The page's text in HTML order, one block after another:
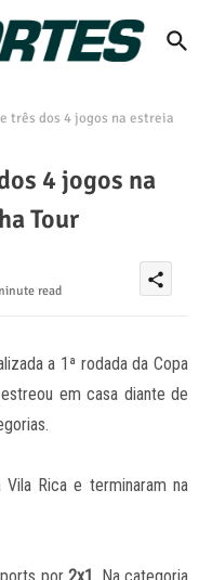
três dos 4 jogos na estreia
4 jogos na
Tour
read
share
a 1ª rodada da Copa
em casa diante de
Rica e terminaram na